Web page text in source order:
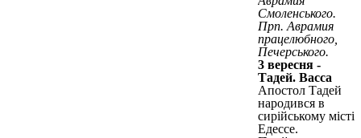
Смоленського.
Прп. Аврамия
працелюбного,
Печерського.
3 вересня -
Тадей. Васса
Апостол Тадей
народився в
сирійському місті
Едессе.